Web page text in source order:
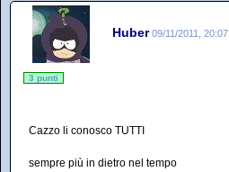
Huber 09/11/2011, 20:07
3 punti
Cazzo li conosco TUTTI
sempre più in dietro nel tempo